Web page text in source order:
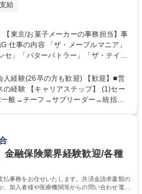
給
」
セ」「バターバトラー」「ザ・テイラ
数展開する当社にて、オリジナル菓子
な業務内容】 ■店
対応(社内/社外) ■商品のマスター登
への書類送付業務 ■契約書管理業務
人経験(26卒の方も歓迎) 【歓迎】■営
プ】 (1)セー
:一般→チーフ→サブリーダー→統括リ
と向き合っていただき、会社として
金融保険業界経験歓迎/各種
事務をお任せいたします。共済金請求書類の
加入者様や医療機関等からの問い合わせ電話